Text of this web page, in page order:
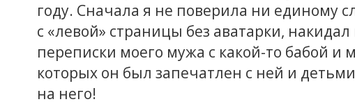
году. Сначала я не поверила ни единому
с «левой» страницы без аватарки,
переписки моего мужа с какой-то бабой и
которых он был запечатлен с ней и
на него!